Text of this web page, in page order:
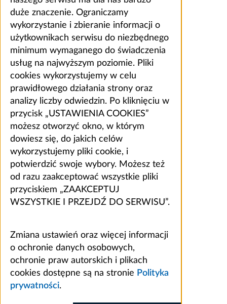
duże znaczenie. Ograniczamy
wykorzystanie i zbieranie informacji o
użytkownikach serwisu do niezbędnego
minimum wymaganego do świadczenia
usług na najwyższym poziomie. Pliki
cookies wykorzystujemy w celu
prawidłowego działania strony oraz
analizy liczby odwiedzin. Po kliknięciu w
przycisk „USTAWIENIA COOKIES”
możesz otworzyć okno, w którym
dowiesz się, do jakich celów
wykorzystujemy pliki cookie, i
potwierdzić swoje wybory. Możesz też
od razu zaakceptować wszystkie pliki
przyciskiem „ZAAKCEPTUJ
WSZYSTKIE I PRZEJDŹ DO SERWISU”.
Zmiana ustawień oraz więcej informacji
o ochronie danych osobowych,
ochronie praw autorskich i plikach
cookies dostępne są na stronie Polityka
prywatności.